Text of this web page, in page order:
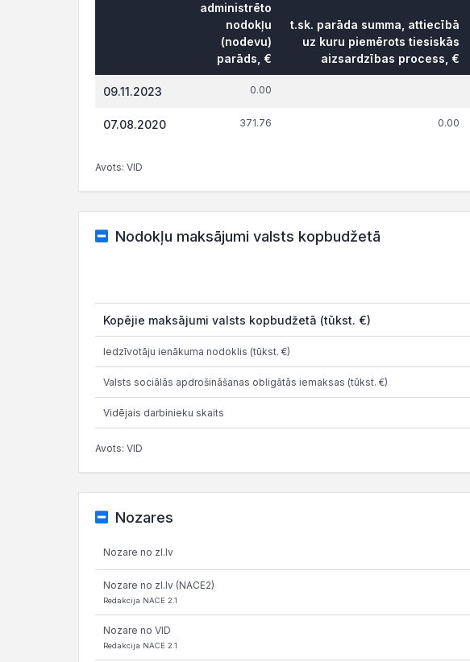
administrēto
nodokļu
(nodevu)
parāds, €
t.sk. parāda summa, attiecībā
uz kuru piemērots tiesiskās
aizsardzības process, €
09.11.2023 0.00
07.08.2020 371.76 0.00
Avots: VID
Nodokļu maksājumi valsts kopbudžetā
Kopējie maksājumi valsts kopbudžetā (tūkst. €)
Iedzīvotāju ienākuma nodoklis (tūkst. €)
Valsts sociālās apdrošināšanas obligātās iemaksas (tūkst. €)
Vidējais darbinieku skaits
Avots: VID
Nozares
Nozare no zl.lv
Nozare no zl.lv (NACE2)
Redakcija NACE 2.1
Nozare no VID
Redakcija NACE 2.1